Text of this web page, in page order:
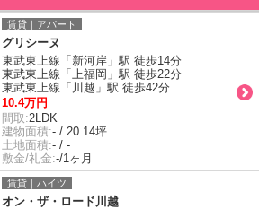
賃貸｜アパート
グリシーヌ
東武東上線「新河岸」駅 徒歩14分
東武東上線「上福岡」駅 徒歩22分
東武東上線「川越」駅 徒歩42分
10.4万円
間取:2LDK
建物面積:- / 20.14坪
土地面積:- / -
敷金/礼金:-/1ヶ月
賃貸｜ハイツ
オン・ザ・ロード川越